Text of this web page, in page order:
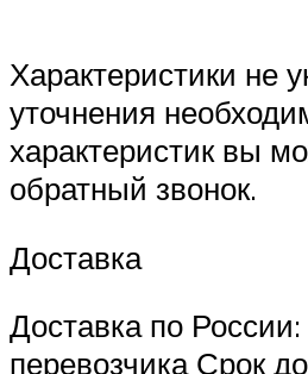
Характеристики не
уточнения
характеристик вы
обратный звонок.
Доставка
Доставка по
перевозчика Срок